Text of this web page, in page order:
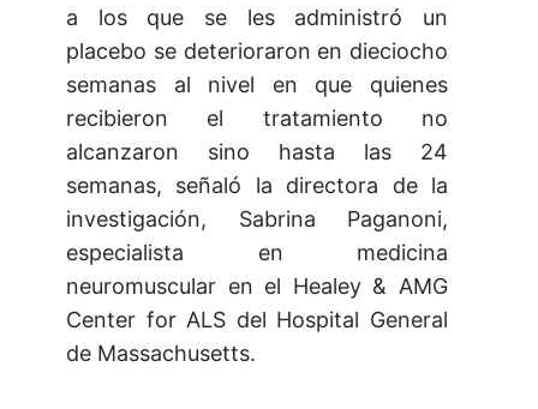
a los que se les administró un
placebo se deterioraron en dieciocho
semanas al nivel en que quienes
recibieron el tratamiento no
alcanzaron sino hasta las 24
semanas, señaló la directora de la
investigación, Sabrina Paganoni,
especialista en medicina
neuromuscular en el Healey & AMG
Center for ALS del Hospital General
de Massachusetts.